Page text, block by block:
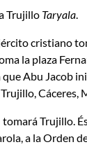
Trujillo Taryala.
cristiano
la plaza
que Abu Jacob
Trujillo.
a la Orden